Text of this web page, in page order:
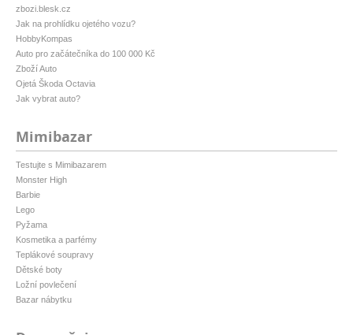
zbozi.blesk.cz
Jak na prohlídku ojetého vozu?
HobbyKompas
Auto pro začátečníka do 100 000 Kč
Zboží Auto
Ojetá Škoda Octavia
Jak vybrat auto?
Mimibazar
Testujte s Mimibazarem
Monster High
Barbie
Lego
Pyžama
Kosmetika a parfémy
Teplákové soupravy
Dětské boty
Ložní povlečení
Bazar nábytku